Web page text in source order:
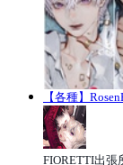
【各種】
FIORETTI出張